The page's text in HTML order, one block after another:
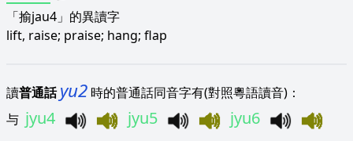
「揄jau4」的異讀字
lift, raise; praise; hang; flap
讀普通話 yu2 時的普通話同音字有(對照粵語讀音)：
与 jyu4 jyu5 jyu6